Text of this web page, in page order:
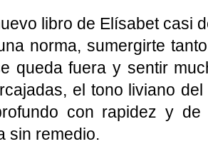
libro de Elísabet casi
norma, sumergirte
queda fuera y sentir
el tono liviano
con rapidez y
sin remedio.